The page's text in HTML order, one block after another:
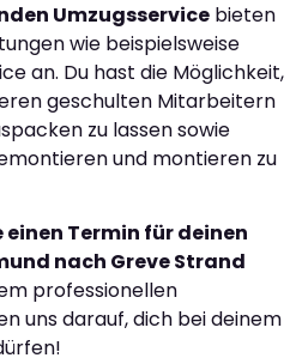
Umzugsservice bieten
wie beispielsweise
an. Du hast die Möglichkeit,
geschulten Mitarbeitern
zu lassen sowie
und montieren zu
Termin für deinen
nach Greve Strand
professionellen
uns darauf, dich bei deinem